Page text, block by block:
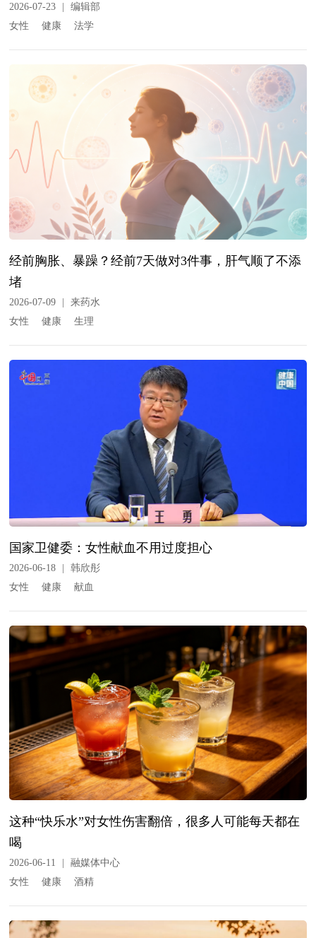
2026-07-23
编辑部
女性
健康 法学
经前胸胀、暴躁？经前7天做对3件事，肝气顺了不添
堵
2026-07-09
来药水
女性
健康 生理
国家卫健委：女性献血不用过度担心
2026-06-18
韩欣彤
女性
健康 献血
这种“快乐水”对女性伤害翻倍，很多人可能每天都在
喝
2026-06-11
融媒体中心
女性
健康 酒精